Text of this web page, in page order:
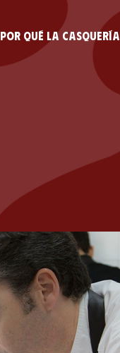
Por qué la casquería